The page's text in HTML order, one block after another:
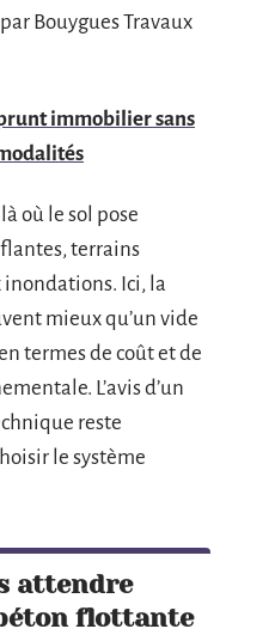
Bouygues Travaux
immobilier sans
où le sol pose
terrains
inondations. Ici, la
mieux qu’un vide
termes de coût et de
L’avis d’un
reste
le système
attendre
flottante